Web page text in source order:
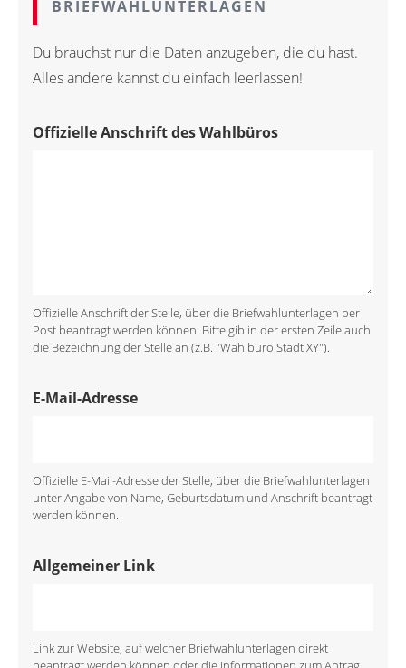
BRIEFWAHLUNTERLAGEN
Du brauchst nur die Daten anzugeben, die du hast.
Alles andere kannst du einfach leerlassen!
Offizielle Anschrift des Wahlbüros
Offizielle Anschrift der Stelle, über die Briefwahlunterlagen per
Post beantragt werden können. Bitte gib in der ersten Zeile auch
die Bezeichnung der Stelle an (z.B. "Wahlbüro Stadt XY").
E-Mail-Adresse
Offizielle E-Mail-Adresse der Stelle, über die Briefwahlunterlagen
unter Angabe von Name, Geburtsdatum und Anschrift beantragt
werden können.
Allgemeiner Link
Link zur Website, auf welcher Briefwahlunterlagen direkt